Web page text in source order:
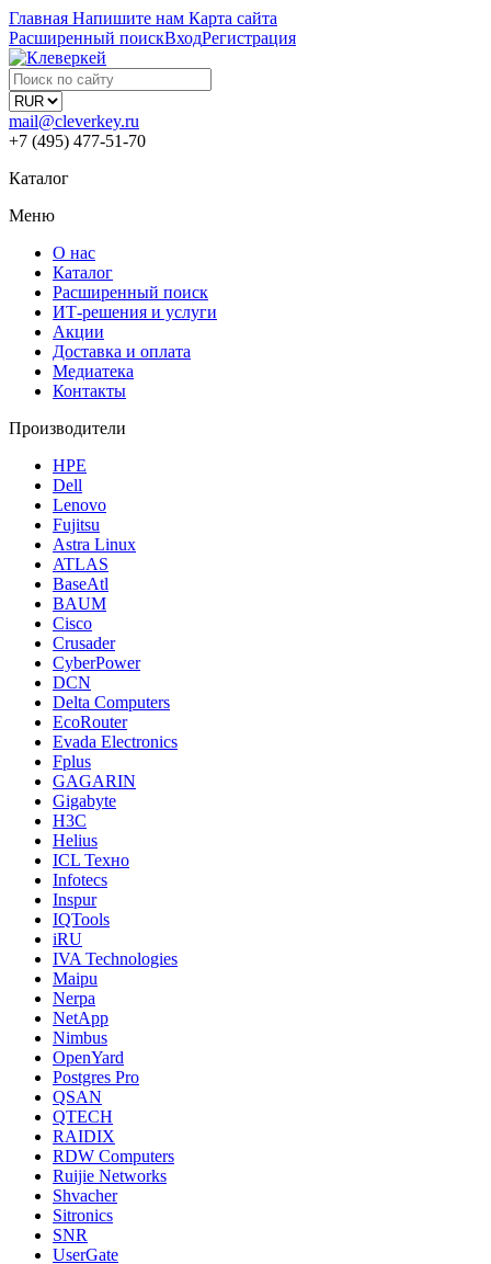
Главная Напишите нам Карта сайта
Расширенный поискВходРегистрация
mail@cleverkey.ru
+7 (495) 477-51-70
Каталог
Меню
О нас
Каталог
Расширенный поиск
ИТ-решения и услуги
Акции
Доставка и оплата
Медиатека
Контакты
Производители
HPE
Dell
Lenovo
Fujitsu
Astra Linux
ATLAS
BaseAtl
BAUM
Cisco
Crusader
CyberPower
DCN
Delta Computers
EcoRouter
Evada Electronics
Fplus
GAGARIN
Gigabyte
H3C
Helius
ICL Техно
Infotecs
Inspur
IQTools
iRU
IVA Technologies
Maipu
Nerpa
NetApp
Nimbus
OpenYard
Postgres Pro
QSAN
QTECH
RAIDIX
RDW Computers
Ruijie Networks
Shvacher
Sitronics
SNR
UserGate